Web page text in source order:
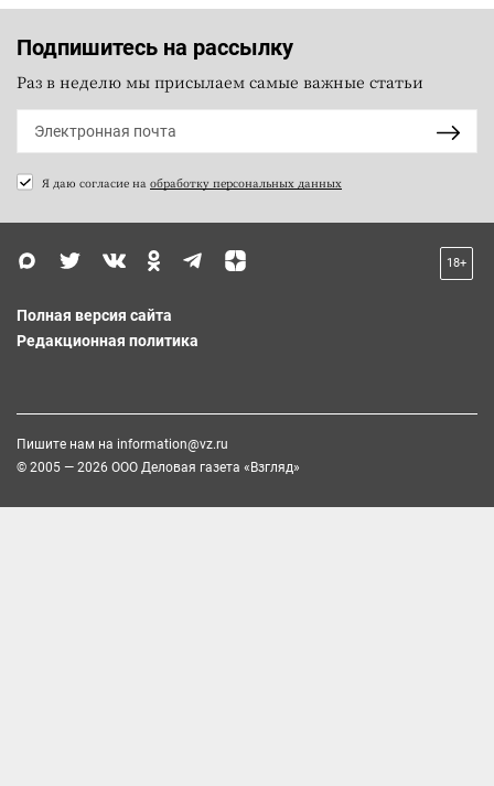
Подпишитесь на рассылку
Раз в неделю мы присылаем самые важные статьи
Я даю согласие на обработку персональных данных
18+
Полная версия сайта
Редакционная политика
Пишите нам на information@vz.ru
© 2005 — 2026 ООО Деловая газета «Взгляд»